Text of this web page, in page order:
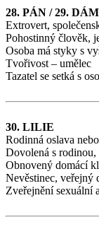
28. PÁN / 29.
Extrovert,
Pohostinný člověk,
Osoba má styky s
Tvořivost – umělec
Tazatel se setká s
30. LILIE
Rodinná oslava
Dovolená s
Obnovený domácí
Nevěstinec, veřejný
Zveřejnění sexuální